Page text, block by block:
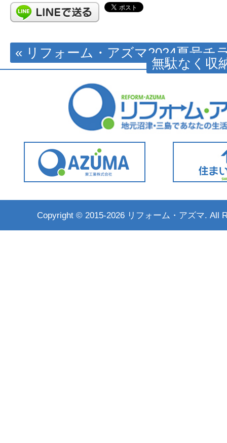
« リフォーム・アズマ2024夏号チ
無駄なく収
Copyright © 2015-2026 リフォーム・アズマ. All